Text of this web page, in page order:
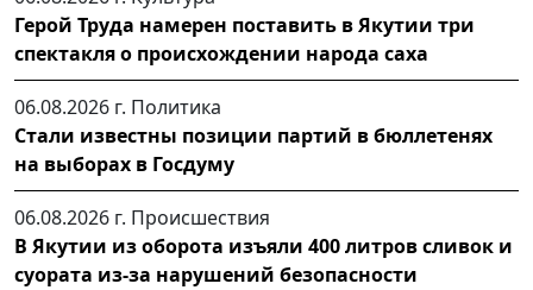
Герой Труда намерен поставить в Якутии три
спектакля о происхождении народа саха
06.08.2026 г. Политика
Стали известны позиции партий в бюллетенях
на выборах в Госдуму
06.08.2026 г. Происшествия
В Якутии из оборота изъяли 400 литров сливок и
суората из-за нарушений безопасности